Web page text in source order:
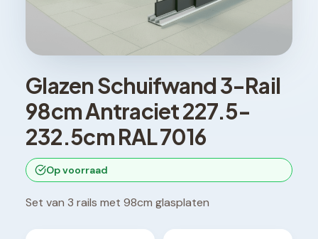
Glazen Schuifwand 3-Rail
98cm Antraciet 227.5-
232.5cm RAL 7016
Op voorraad
Set van 3 rails met 98cm glasplaten